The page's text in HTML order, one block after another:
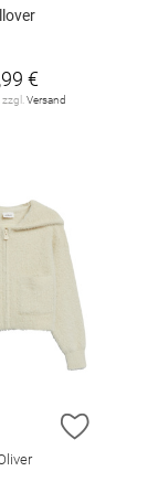
€
Versand
HINZUFÜGEN
ZUR